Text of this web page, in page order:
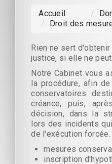
Accueil /
/
Droit des
Rien ne sert
justice, si elle ne
Notre Cabinet vous
la procédure, afin
conservatoires
créance, puis,
décision, dans la
lors des incidents
de l'exécution forcée.
mesures
inscription